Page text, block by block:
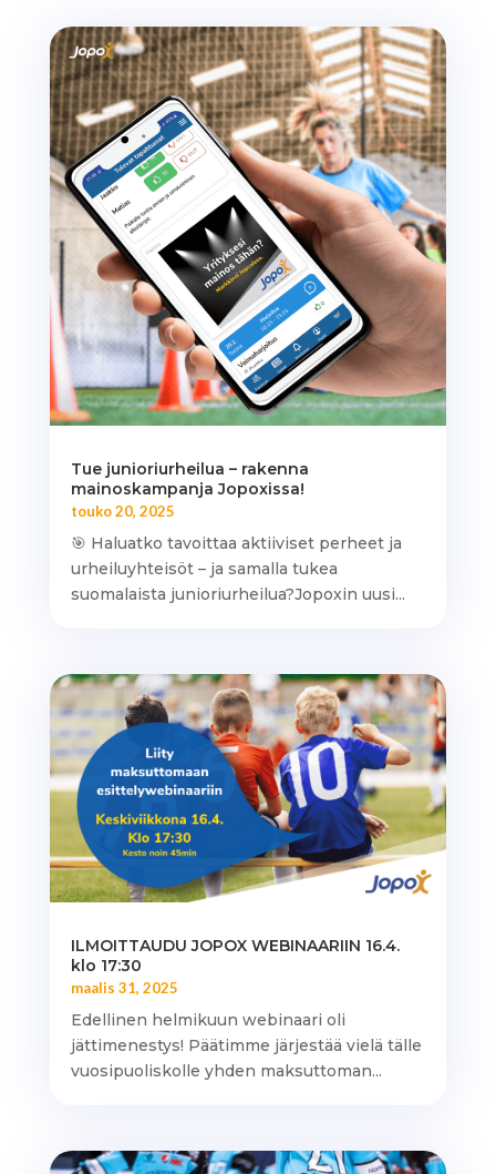
Tue junioriurheilua – rakenna
mainoskampanja Jopoxissa!
touko 20, 2025
🎯 Haluatko tavoittaa aktiiviset perheet ja
urheiluyhteisöt – ja samalla tukea
suomalaista junioriurheilua?Jopoxin uusi...
ILMOITTAUDU JOPOX WEBINAARIIN 16.4.
klo 17:30
maalis 31, 2025
Edellinen helmikuun webinaari oli
jättimenestys! Päätimme järjestää vielä tälle
vuosipuoliskolle yhden maksuttoman...